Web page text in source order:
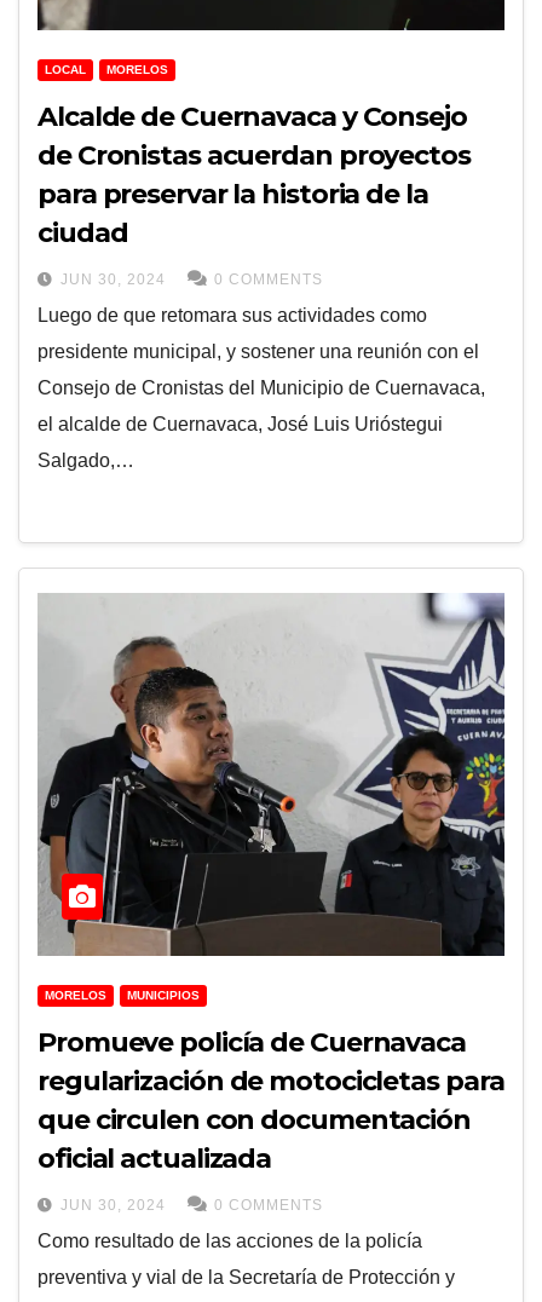
LOCAL MORELOS
Alcalde de Cuernavaca y Consejo
de Cronistas acuerdan proyectos
para preservar la historia de la
ciudad
JUN 30, 2024 0 COMMENTS
Luego de que retomara sus actividades como
presidente municipal, y sostener una reunión con el
Consejo de Cronistas del Municipio de Cuernavaca,
el alcalde de Cuernavaca, José Luis Urióstegui
Salgado,…
MORELOS MUNICIPIOS
Promueve policía de Cuernavaca
regularización de motocicletas para
que circulen con documentación
oficial actualizada
JUN 30, 2024 0 COMMENTS
Como resultado de las acciones de la policía
preventiva y vial de la Secretaría de Protección y